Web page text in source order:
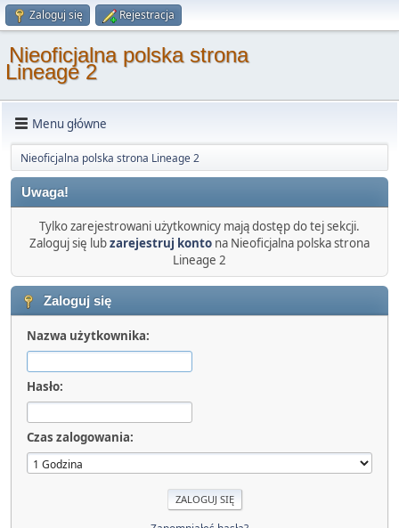
Zaloguj się Rejestracja
Nieoficjalna polska strona
Lineage 2
Menu główne
Nieoficjalna polska strona Lineage 2
Uwaga!
Tylko zarejestrowani użytkownicy mają dostęp do tej sekcji.
Zaloguj się lubzarejestruj konto na Nieoficjalna polska strona
Lineage 2
Zaloguj się
Nazwa użytkownika:
Hasło:
Czas zalogowania: